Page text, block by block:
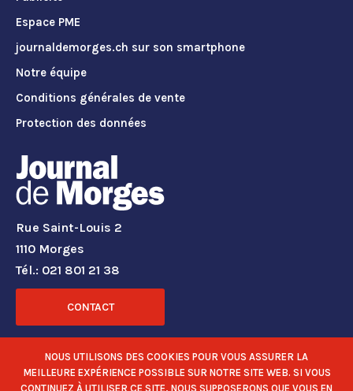
Espace PME
journaldemorges.ch sur son smartphone
Notre équipe
Conditions générales de vente
Protection des données
Rue Saint-Louis 2
1110 Morges
Tél.: 021 801 21 38
CONTACT
RÉSEAUX SOCIAUX
NOUS UTILISONS DES COOKIES POUR VOUS ASSURER LA
MEILLEURE EXPÉRIENCE POSSIBLE SUR NOTRE SITE WEB. SI VOUS
CONTINUEZ À UTILISER CE SITE, NOUS SUPPOSERONS QUE VOUS EN